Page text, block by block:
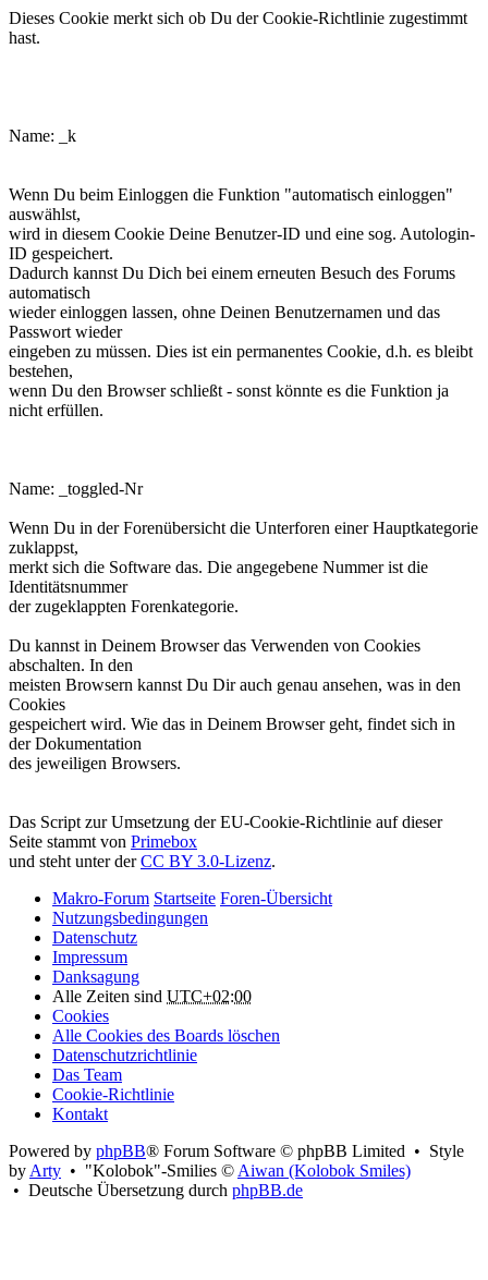
Dieses Cookie merkt sich ob Du der Cookie-Richtlinie zugestimmt
hast.
Name: _k
Wenn Du beim Einloggen die Funktion "automatisch einloggen"
auswählst,
wird in diesem Cookie Deine Benutzer-ID und eine sog. Autologin-
ID gespeichert.
Dadurch kannst Du Dich bei einem erneuten Besuch des Forums
automatisch
wieder einloggen lassen, ohne Deinen Benutzernamen und das
Passwort wieder
eingeben zu müssen. Dies ist ein permanentes Cookie, d.h. es bleibt
bestehen,
wenn Du den Browser schließt - sonst könnte es die Funktion ja
nicht erfüllen.
Name: _toggled-Nr
Wenn Du in der Forenübersicht die Unterforen einer Hauptkategorie
zuklappst,
merkt sich die Software das. Die angegebene Nummer ist die
Identitätsnummer
der zugeklappten Forenkategorie.
Du kannst in Deinem Browser das Verwenden von Cookies
abschalten. In den
meisten Browsern kannst Du Dir auch genau ansehen, was in den
Cookies
gespeichert wird. Wie das in Deinem Browser geht, findet sich in
der Dokumentation
des jeweiligen Browsers.
Das Script zur Umsetzung der EU-Cookie-Richtlinie auf dieser
Seite stammt von Primebox
und steht unter derCC BY 3.0-Lizenz.
Makro-Forum Startseite Foren-Übersicht
Nutzungsbedingungen
Datenschutz
Impressum
Danksagung
Alle Zeiten sind UTC+02:00
Cookies
Alle Cookies des Boards löschen
Datenschutzrichtlinie
Das Team
Cookie-Richtlinie
Kontakt
Powered by phpBB® Forum Software © phpBB Limited • Style
byArty • "Kolobok"-Smilies ©Aiwan (Kolobok Smiles)
• Deutsche Übersetzung durch phpBB.de